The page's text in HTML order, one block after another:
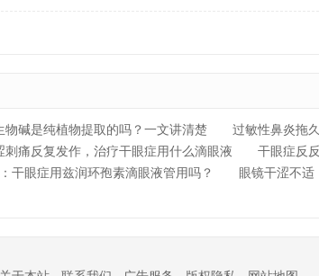
物碱是纯植物提取的吗？一文讲清楚
过敏性鼻炎拖
刺痛反复发作，治疗干眼症用什么滴眼液
干眼症反
干眼症用兹润环孢素滴眼液管用吗？
眼镜干涩不